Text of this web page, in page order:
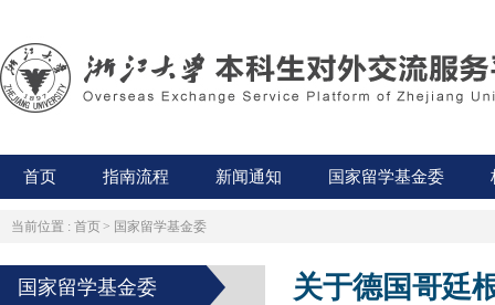
首页 指南流程 新闻通知 国家留学基金委
当前位置 : 首页 > 国家留学基金委
国家留学基金委 关于德国哥廷